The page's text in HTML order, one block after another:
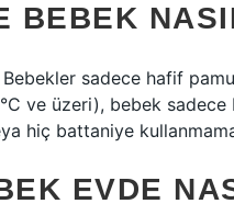
BEBEK
sadece hafif
ve üzeri), bebek sadece
hiç battaniye
EVDE